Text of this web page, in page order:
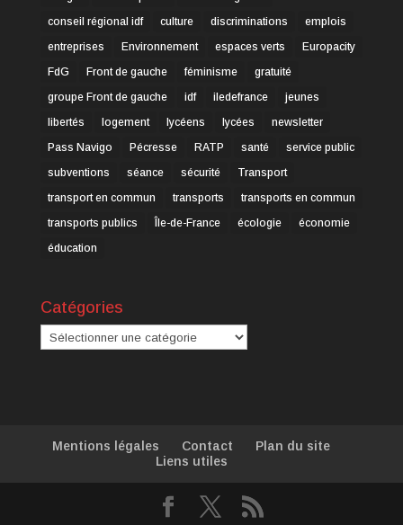
conseil régional idf
culture discriminations
emplois
entreprises
Environnement espaces verts
Europacity
FdG
Front de gauche féminisme
gratuité
groupe Front de gauche
idf iledefrance
jeunes
libertés
logement lycéens lycées
newsletter
Pass Navigo
Pécresse RATP santé
service public
subventions
séance sécurité
Transport
transport en commun
transports
transports en commun
transports publics
Île-de-France écologie
économie
éducation
Catégories
Catégories
Mentions légales Contact
Plan du site
Liens utiles